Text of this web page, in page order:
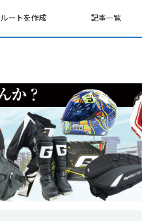
ルートを作成 記事一覧